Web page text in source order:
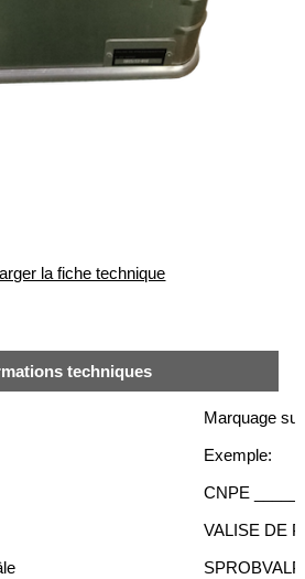
la fiche technique
techniques
Marquage
Exemple:
CNPE
VALISE DE